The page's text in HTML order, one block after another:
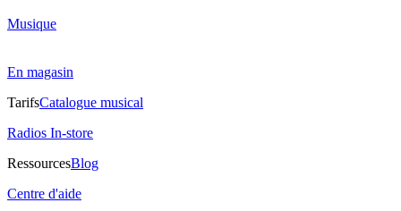
Musique
En magasin
TarifsCatalogue musical
Radios In-store
RessourcesBlog
Centre d'aide